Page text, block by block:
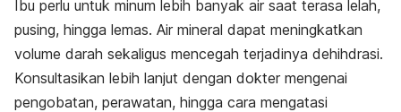
Ibu perlu untuk minum lebih banyak air saat terasa lelah,
pusing, hingga lemas. Air mineral dapat meningkatkan
volume darah sekaligus mencegah terjadinya dehihdrasi.
Konsultasikan lebih lanjut dengan dokter mengenai
pengobatan, perawatan, hingga cara mengatasi